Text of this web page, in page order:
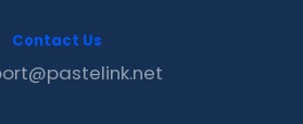
Contact Us